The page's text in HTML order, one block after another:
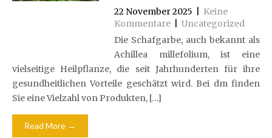
22 November 2025
Keine
Kommentare
Uncategorized
Die Schafgarbe, auch bekannt als
Achillea millefolium, ist eine
vielseitige Heilpflanze, die seit Jahrhunderten für ihre
gesundheitlichen Vorteile geschätzt wird. Bei dm finden
Sie eine Vielzahl von Produkten, […]
Read More →